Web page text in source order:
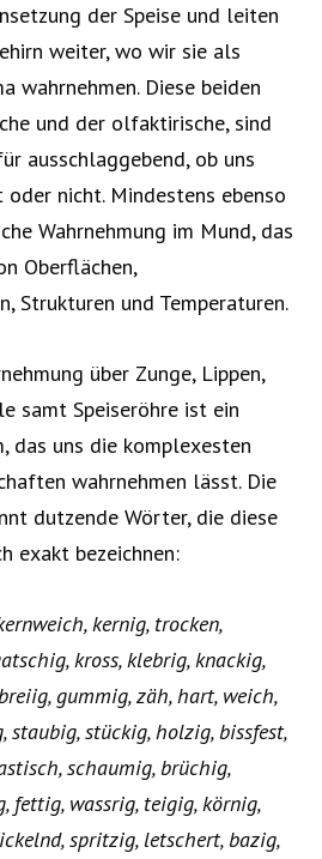
der Speise und leiten
weiter, wo wir sie als
wahrnehmen. Diese beiden
und der olfaktirische, sind
ausschlaggebend, ob uns
oder nicht. Mindestens ebenso
Wahrnehmung im Mund, das
Oberflächen,
Strukturen und Temperaturen.
über Zunge, Lippen,
samt Speiseröhre ist ein
das uns die komplexesten
wahrnehmen lässt. Die
dutzende Wörter, die diese
exakt bezeichnen:
kernig, trocken,
kross, klebrig, knackig,
gummig, zäh, hart, weich,
staubig, stückig, holzig, bissfest,
schaumig, brüchig,
fettig, wassrig, teigig, körnig,
spritzig, letschert, bazig,